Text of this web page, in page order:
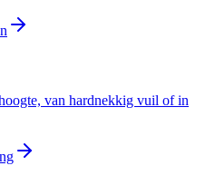
van hardnekkig vuil of in